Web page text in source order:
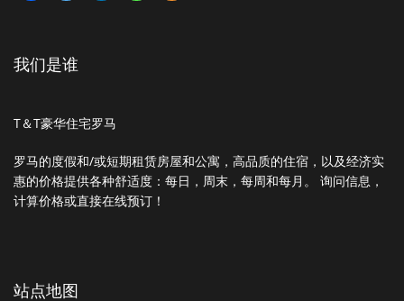
我们是谁
T＆T豪华住宅罗马
罗马的度假和/或短期租赁房屋和公寓，高品质的住宿，以及经济实
惠的价格提供各种舒适度：每日，周末，每周和每月。 询问信息，
计算价格或直接在线预订！
站点地图